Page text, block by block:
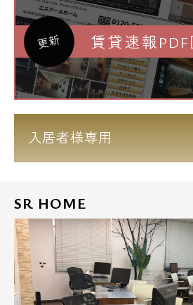
更新 賃貸速報
入居者様専用
SR HOME